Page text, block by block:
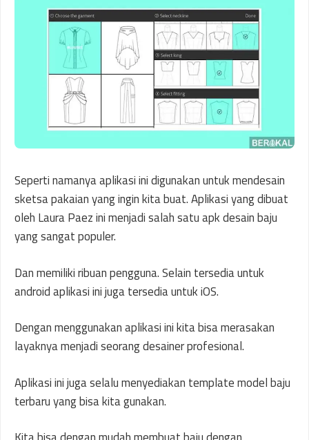
Seperti namanya aplikasi ini digunakan untuk mendesain
sketsa pakaian yang ingin kita buat. Aplikasi yang dibuat
oleh Laura Paez ini menjadi salah satu apk desain baju
yang sangat populer.
Dan memiliki ribuan pengguna. Selain tersedia untuk
android aplikasi ini juga tersedia untuk iOS.
Dengan menggunakan aplikasi ini kita bisa merasakan
layaknya menjadi seorang desainer profesional.
Aplikasi ini juga selalu menyediakan template model baju
terbaru yang bisa kita gunakan.